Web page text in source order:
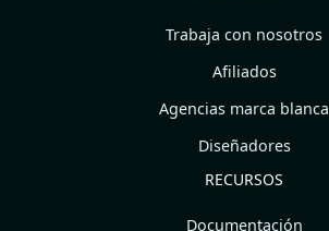
Trabaja con nosotros
Afiliados
Agencias marca blanca
Diseñadores
RECURSOS
Documentación